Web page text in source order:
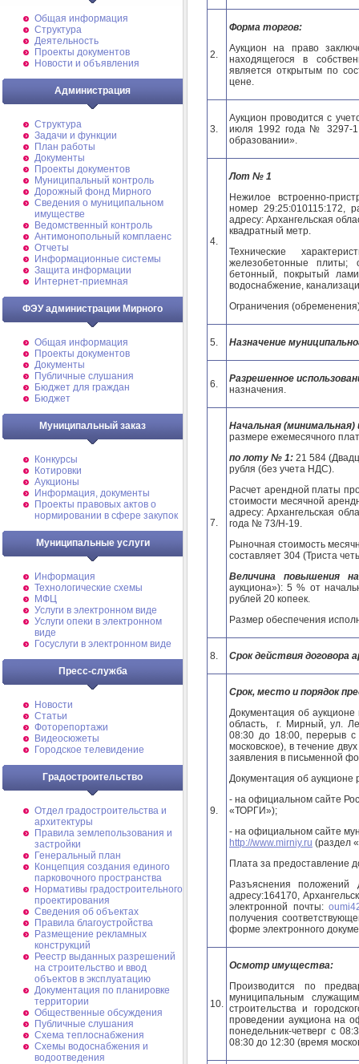
Общая информация
Структура
Деятельность
Проекты документов
Новости и объявления
Администрация
Структура
Задачи и функции
План работы
Документы
Проекты документов
Муниципальный контроль
Дорожный фонд Мирного
Cведения о муниципальном
имуществе
Ведомственный контроль
Антимонопольный комплаенс
Отчеты
Информационные системы
Защита информации
Интернет-приемная
ФЭУ администрации Мирного
Общая информация
Проекты документов
Документы
Публичные слушания
Бюджет для граждан
Бюджет
Муниципальный заказ
Конкурсы
Котировки
Аукционы
Информация, документы
Проекты правовых актов о
нормировании в сфере закупок
Муниципальные услуги
Информация
Технологические схемы
МФЦ
Услуги в электронном виде
Услуги опеки в электронном
виде
Госуслуги в электронном виде
Пресс-служба
Новости
Статьи
Фоторепортажи
Видеосюжеты
Городское телевидение
Градостроительство
Отдел градостроительства и
архитектуры
Правила землепользования и
застройки
Генеральный план
Концепция создания единого
парковочного пространства
Нормативы градостроительного
проектирования
Сведения об объектах
Правила благоустройства
Размещение рекламных
конструкций
Реестр выданных разрешений
на строительство и ввод
объектов в эксплуатацию
Документация по планировке
территории
Общественные обсуждения
Публичные слушания
Схема теплоснабжения
Схемы водоснабжения и
водоотведения
2.
Форма торгов:
Аукцион на право
находящегося в
является открытым по
цене.
3.
Аукцион проводится с
июля 1992 года № 3297-1
образовании».
4.
Лот № 1
Нежилое встроенно-
номер 29:25:010115:172,
адресу: Архангельская
квадратный метр.
Технические
железобетонные
бетонный, покрытый
водоснабжение,
Ограничения
5. Назначение
6.
Разрешенное
назначения.
7.
Начальная
размере ежемесячного
по лоту № 1: 21 584
рубля (без учета НДС).
Расчет арендной платы
стоимости месячной
адресу: Архангельская
года № 73/Н-19.
Рыночная стоимость
составляет 304 (Триста
Величина повышения
аукциона»): 5 % от
рублей 20 копеек.
Размер обеспечения
8. Срок действия договора
9.
Срок, место и порядок
Документация об аукционе
область, г. Мирный, ул.
08:30 до 18:00, перерыв
московское), в течение
заявления в письменной
Документация об аукционе
- на официальном сайте
«ТОРГИ»);
- на официальном сайте
http://www.mirniy.ru (раздел
Плата за предоставление
Разъяснения положений
адресу:164170,
электронной почты:
получения
форме электронного
10.
Осмотр имущества:
Производится по
муниципальным
строительства и
проведении аукциона на
понедельник-четверг с
08:30 до 12:30 (время